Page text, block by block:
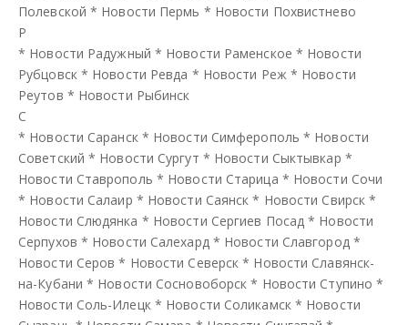
Полевской * Новости Пермь * Новости Похвистнево
Р
* Новости Радужный * Новости Раменское * Новости
Рубцовск * Новости Ревда * Новости Реж * Новости
Реутов * Новости Рыбинск
С
* Новости Саранск * Новости Симферополь * Новости
Советский * Новости Сургут * Новости Сыктывкар *
Новости Ставрополь * Новости Старица * Новости Сочи
* Новости Салаир * Новости Саянск * Новости Свирск *
Новости Слюдянка * Новости Сергиев Посад * Новости
Серпухов * Новости Салехард * Новости Славгород *
Новости Серов * Новости Северск * Новости Славянск-
на-Кубани * Новости Сосновоборск * Новости Ступино *
Новости Соль-Илецк * Новости Соликамск * Новости